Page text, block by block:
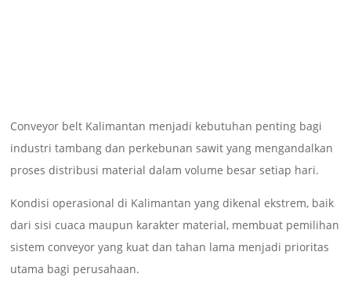
Conveyor belt Kalimantan menjadi kebutuhan penting bagi
industri tambang dan perkebunan sawit yang mengandalkan
proses distribusi material dalam volume besar setiap hari.
Kondisi operasional di Kalimantan yang dikenal ekstrem, baik
dari sisi cuaca maupun karakter material, membuat pemilihan
sistem conveyor yang kuat dan tahan lama menjadi prioritas
utama bagi perusahaan.